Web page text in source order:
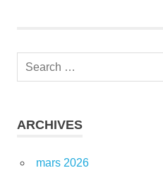
Search
ARCHIVES
mars 2026